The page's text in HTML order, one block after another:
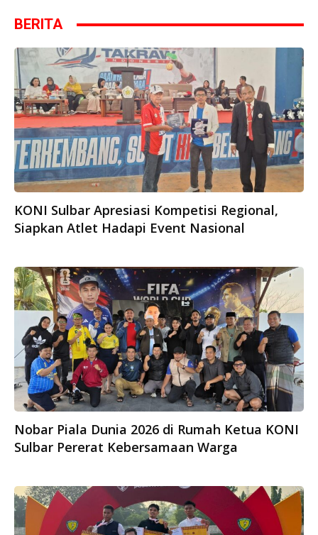
BERITA
KONI Sulbar Apresiasi Kompetisi Regional,
Siapkan Atlet Hadapi Event Nasional
Nobar Piala Dunia 2026 di Rumah Ketua KONI
Sulbar Pererat Kebersamaan Warga